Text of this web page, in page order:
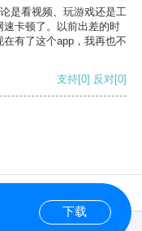
是看视频、玩游戏还是工
卡顿了。以前出差的时
有了这个app，我再也不
支持[0] 反对[0]
下载